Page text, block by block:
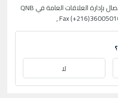
للمزيد من المعلومات، يرجى الاتصال بإدارة العلاقات العامة في QNB
لا